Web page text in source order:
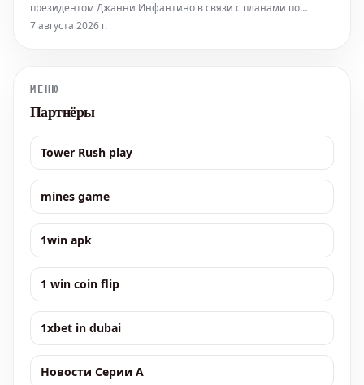
президентом Джанни Инфантино в связи с планами по
продаже доли в правах на проведение Чемпионата мира,
7 августа 2026 г.
МЕНЮ
Партнёры
Tower Rush play
mines game
1win apk
1 win coin flip
1xbet in dubai
Новости Серии А